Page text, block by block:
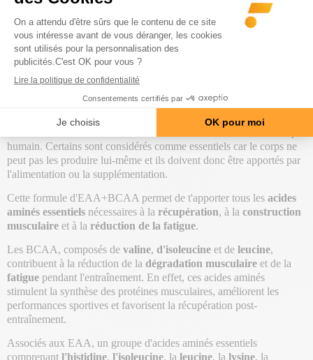
Description Utilisation Composition
EAA + BCAA (350g)est un produit à bases d'acides aminés à
humain. Certains sont considérés comme essentiels car le corps ne
peut pas les produire lui-même et ils doivent donc être apportés par
l'alimentation ou la supplémentation.
Cette formule d'EAA+BCAA permet de t'apporter tous les acides
aminés essentiels nécessaires à la récupération, à la construction
musculaire et à la réduction de la fatigue.
Les BCAA, composés de valine, d'isoleucine et de leucine,
contribuent à la réduction de la dégradation musculaire et de la
fatigue pendant l'entraînement. En effet, ces acides aminés
stimulent la synthèse des protéines musculaires, améliorent les
performances sportives et favorisent la récupération post-
entraînement.
Associés aux EAA, un groupe d'acides aminés essentiels
comprenant l'histidine, l'isoleucine, la leucine, la lysine, la